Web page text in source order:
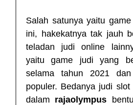
Salah satunya yaitu
ini, hakekatnya tak jauh
teladan judi online
yaitu game judi yang
selama tahun 2021
populer. Bedanya judi
dalam rajaolympus